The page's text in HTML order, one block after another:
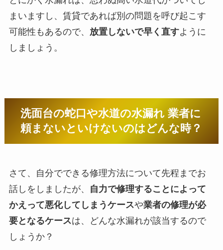
まいますし、賃貸であれば別の問題を呼び起こす
可能性もあるので、 放置しないで早く直すように
しましょう。
洗面台の蛇口や水道の水漏れ 業者に
頼まないといけないのはどんな時？
さて、自分でできる修理方法について先程までお
話しをしましたが、
自力で修理することによって
かえって悪化してしまうケースや業者の修理が必
要となるケースは、どんな水漏れが該当するので
しょうか？